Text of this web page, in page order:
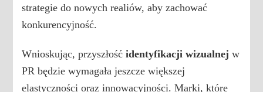
strategie do nowych realiów, aby zachować
konkurencyjność.
Wnioskując, przyszłośćidentyfikacji wizualnej w
PR będzie wymagała jeszcze większej
elastyczności oraz innowacyjności. Marki, które